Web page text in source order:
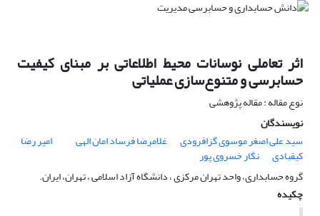
اثر تعاملی نوسانات محیط اطلاعاتی بر مبنای کیفیت
حسابرسی و متنوع‌‌سازی عملیاتی
نوع مقاله : مقاله پژوهشی
نویسندگان
سید علی اصغر موسوی گزافرودی
غلامرضا فرساد امان الهی امیر رضا
کیقبادی
نگار خسروی پور
گروه حسابداری، واحد تهران مرکزی ، دانشگاه آزاد اسلامی ، تهران، ایران.
چکیده